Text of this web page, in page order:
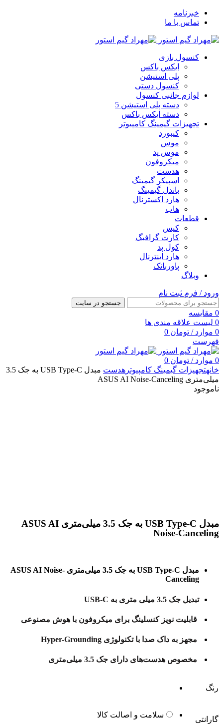
خبرنامه
تماس با ما
کنسول بازی
ایکس باکس
پلی استیشن
کنسول دستی
لوازم جانبی کنسول
دسته پلی استیشن 5
دسته ایکس باکس
تجهیزات گیمینگ کامپیوتر
کیبورد
موس
موس پد
میکروفون
هدست
اسپیکر گیمینگ
باندل گیمینگ
هارد اکسترنال
هاب
قطعات
کیس
کارت گرافیگ
کول پد
هارد اینترنال
پاوربانک
وبلاگ
ورود / فرم ثبت نام
جستجو در سایت
0 مقایسه
0 لیست علاقه مندی ها
0 موارد / تومان
فهرست
0 موارد / تومان
خانهتجهیزات گیمینگ کامپیوتر هدست
مبدل USB Type-C به جک 3.5
میلی‌متری ASUS AI Noise-Canceling
ناموجود
مبدل USB Type-C به جک 3.5 میلی‌متری ASUS AI
Noise-Canceling
مبدل USB Type-C به جک 3.5 میلی‌متری ASUS AI Noise-
Canceling
تبدیل جک 3.5 میلی متری به USB-C
قابلیت نویز کنسلینگ برای میکروفون با هوش مصنوعی
مجهز به داک صدا با تکنولوژی Hyper-Grounding
مخصوص هدست‌های دارای جک 3.5 میلی‌متری
رنگ
گارانتی
سلامت و اصالت کالا